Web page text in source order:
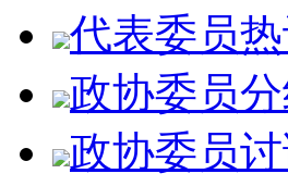
代表委员
政协委员
政协委员